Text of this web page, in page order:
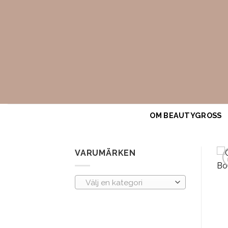
OM BEAUTYGROSS
VARUMÄRKEN
Välj en kategori